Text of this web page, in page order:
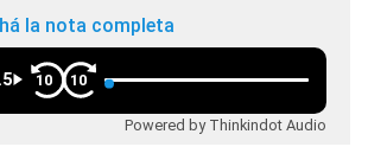
la nota completa
10 10
Powered by Thinkindot Audio